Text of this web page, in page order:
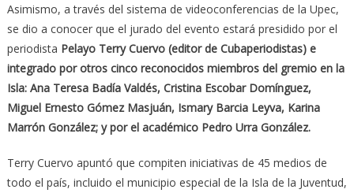
Asimismo, a través del sistema de videoconferencias de la Upec,
se dio a conocer que el jurado del evento estará presidido por el
periodista Pelayo Terry Cuervo (editor de Cubaperiodistas) e
integrado por otros cinco reconocidos miembros del gremio en la
Isla: Ana Teresa Badía Valdés, Cristina Escobar Domínguez,
Miguel Ernesto Gómez Masjuán, Ismary Barcia Leyva, Karina
Marrón González; y por el académico Pedro Urra González.
Terry Cuervo apuntó que compiten iniciativas de 45 medios de
todo el país, incluido el municipio especial de la Isla de la Juventud,